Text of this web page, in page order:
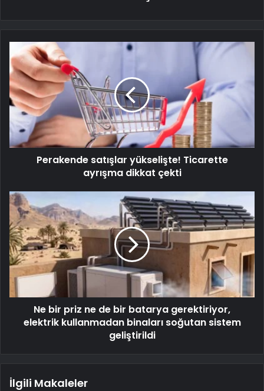
Perakende satışlar yükselişte! Ticarette
ayrışma dikkat çekti
Ne bir priz ne de bir batarya gerektiriyor,
elektrik kullanmadan binaları soğutan sistem
geliştirildi
İlgili Makaleler